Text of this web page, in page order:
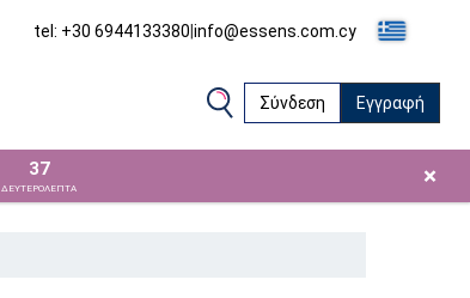
tel: +30 6944133380|info@essens.com.cy
Σύνδεση Εγγραφή
36
ΔΕΥΤΕΡΟΛΕΠΤΑ ×